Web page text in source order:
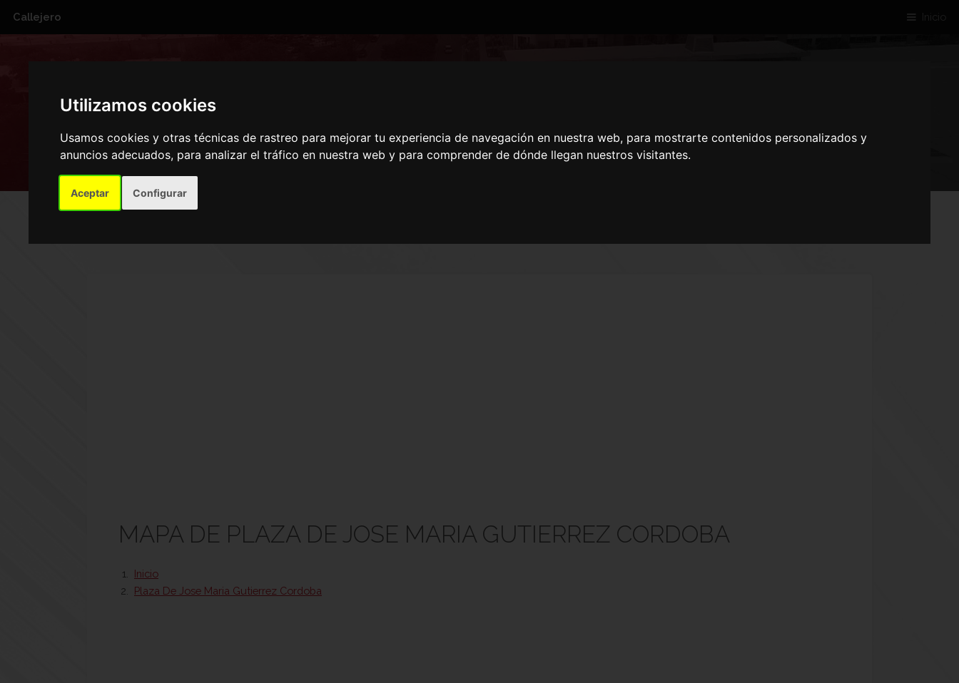
Utilizamos cookies
Usamos cookies y otras técnicas de rastreo para mejorar tu experiencia de navegación en nuestra web, para mostrarte contenidos personalizados y
anuncios adecuados, para analizar el tráfico en nuestra web y para comprender de dónde llegan nuestros visitantes.
Aceptar Configurar
Callejero Inicio
PLAZA DE JOSE MARIA GUTIERREZ CORDOBA
MAPA DE PLAZA DE JOSE MARIA GUTIERREZ CORDOBA
Inicio
Plaza De Jose Maria Gutierrez Cordoba